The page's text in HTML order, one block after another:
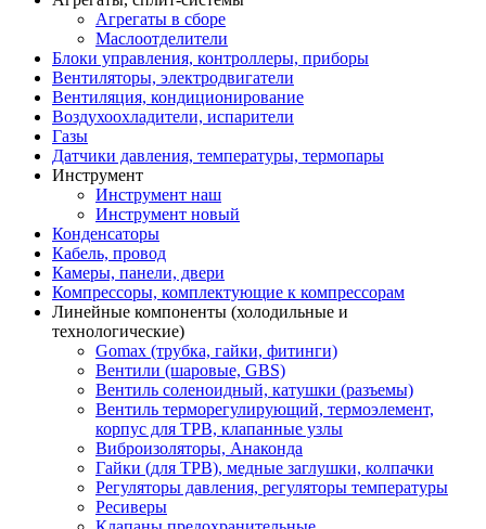
Агрегаты в сборе
Маслоотделители
Блоки управления, контроллеры, приборы
Вентиляторы, электродвигатели
Вентиляция, кондиционирование
Воздухоохладители, испарители
Газы
Датчики давления, температуры, термопары
Инструмент
Инструмент наш
Инструмент новый
Конденсаторы
Кабель, провод
Камеры, панели, двери
Компрессоры, комплектующие к компрессорам
Линейные компоненты (холодильные и
технологические)
Gomax (трубка, гайки, фитинги)
Вентили (шаровые, GBS)
Вентиль соленоидный, катушки (разъемы)
Вентиль терморегулирующий, термоэлемент,
корпус для ТРВ, клапанные узлы
Виброизоляторы, Анаконда
Гайки (для ТРВ), медные заглушки, колпачки
Регуляторы давления, регуляторы температуры
Ресиверы